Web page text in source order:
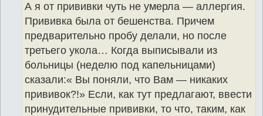
А я от прививки чуть не умерла — аллергия.
Прививка была от бешенства. Причем
предварительно пробу делали, но после
третьего укола… Когда выписывали из
больницы (неделю под капельницами)
сказали:« Вы поняли, что Вам — никаких
прививок?!» Если, как тут предлагают, ввести
принудительные прививки, то что, таким, как